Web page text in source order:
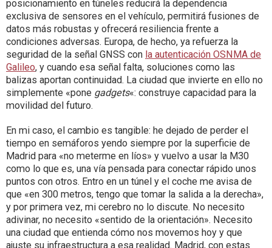
posicionamiento en túneles reducirá la dependencia
exclusiva de sensores en el vehículo, permitirá fusiones de
datos más robustas y ofrecerá resiliencia frente a
condiciones adversas. Europa, de hecho, ya refuerza la
seguridad de la señal GNSS con la autenticación OSNMA de
Galileo, y cuando esa señal falta, soluciones como las
balizas aportan continuidad. La ciudad que invierte en ello no
simplemente «pone gadgets«: construye capacidad para la
movilidad del futuro.
En mi caso, el cambio es tangible: he dejado de perder el
tiempo en semáforos yendo siempre por la superficie de
Madrid para «no meterme en líos» y vuelvo a usar la M30
como lo que es, una vía pensada para conectar rápido unos
puntos con otros. Entro en un túnel y el coche me avisa de
que «en 300 metros, tengo que tomar la salida a la derecha»,
y por primera vez, mi cerebro no lo discute. No necesito
adivinar, no necesito «sentido de la orientación». Necesito
una ciudad que entienda cómo nos movemos hoy y que
ajuste su infraestructura a esa realidad. Madrid, con estas